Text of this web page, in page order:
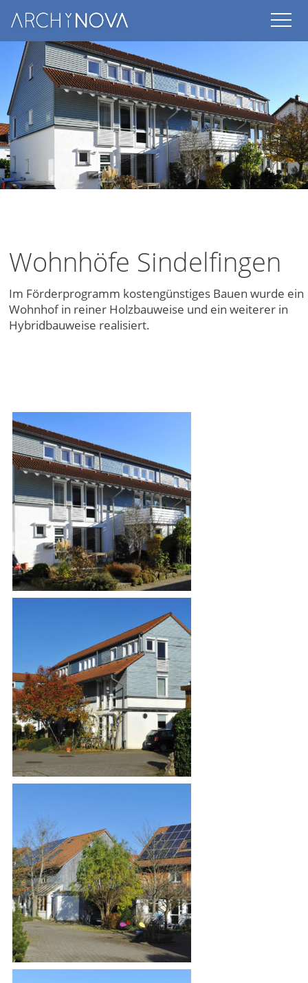
content
Wohnhöfe Sindelfingen
Im Förderprogramm kostengünstiges Bauen wurde ein
Wohnhof in reiner Holzbauweise und ein weiterer in
Hybridbauweise realisiert.